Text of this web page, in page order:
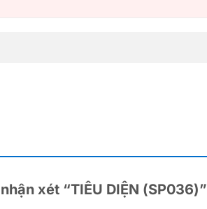
xét “TIÊU DIỆN (SP036)”